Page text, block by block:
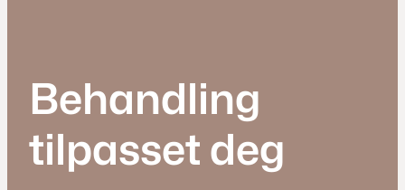
Behandling
tilpasset deg